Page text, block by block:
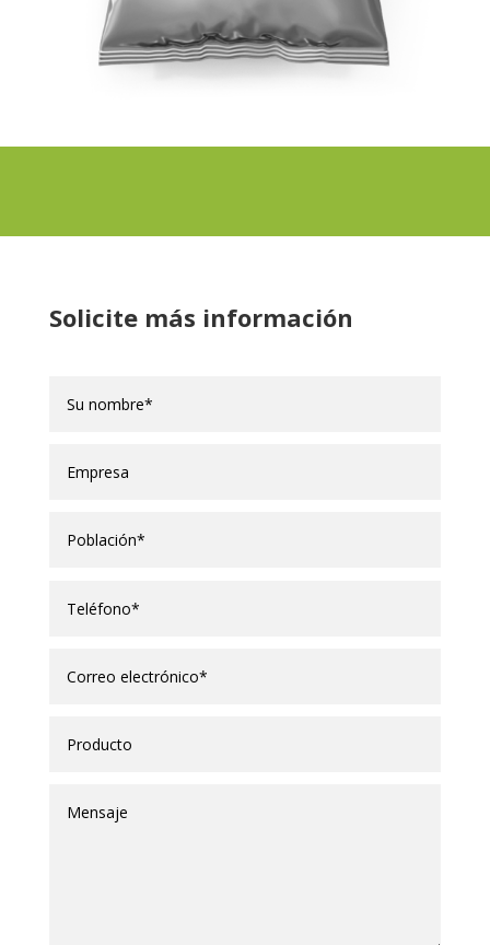
Solicite más información